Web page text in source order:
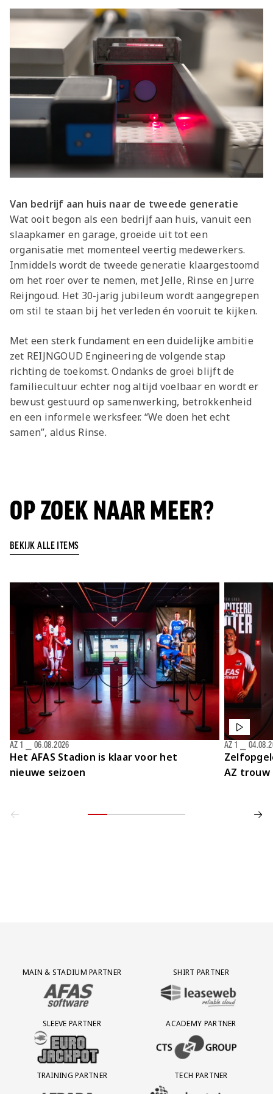
Van bedrijf aan huis naar de tweede generatie
Wat ooit begon als een bedrijf aan huis, vanuit een
slaapkamer en garage, groeide uit tot een
organisatie met momenteel veertig medewerkers.
Inmiddels wordt de tweede generatie klaargestoomd
om het roer over te nemen, met Jelle, Rinse en Jurre
Reijngoud. Het 30-jarig jubileum wordt aangegrepen
om stil te staan bij het verleden én vooruit te kijken.
Met een sterk fundament en een duidelijke ambitie
zet REIJNGOUD Engineering de volgende stap
richting de toekomst. Ondanks de groei blijft de
familiecultuur echter nog altijd voelbaar en wordt er
bewust gestuurd op samenwerking, betrokkenheid
en een informele werksfeer. “We doen het echt
samen”, aldus Rinse.
OP ZOEK NAAR MEER?
BEKIJK ALLE ITEMS
Het AFAS Stadion is klaar voor het
nieuwe seizoen
AZ 1 06.08.2026
AZ trouw
AZ 1
Partner Logos Grid
MAIN & STADIUM PARTNER
BEZOEK ONZE MAIN & STADIUM PARTNER AFAS SOFTWARE
SHIRT PARTNER
BEZOEK ONZE SHIRT PARTNER
SLEEVE PARTNER
BEZOEK ONZE SLEEVE PARTNER EUROJACKPOT
ACADEMY PARTNER
BEZOEK ONZE ACADEMY
TRAINING PARTNER
BEZOEK ONZE TRAINING PARTNER LEBARA
TECH PARTNER
BEZOEK ONZE TECH PARTNER